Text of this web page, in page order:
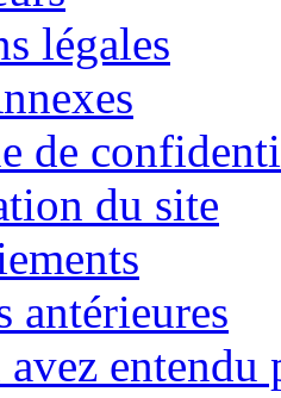
légales
de
du site
antérieures
avez entendu